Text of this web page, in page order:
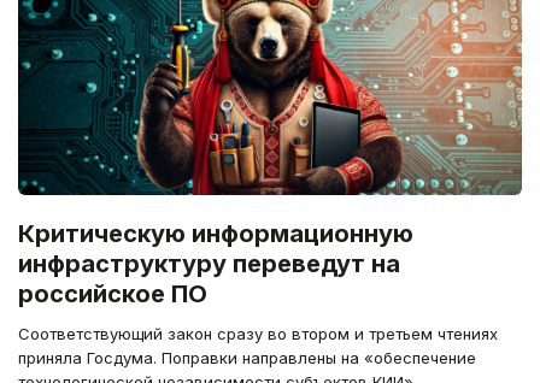
Критическую информационную
инфраструктуру переведут на
российское ПО
Соответствующий закон сразу во втором и третьем чтениях
приняла Госдума. Поправки направлены на «обеспечение